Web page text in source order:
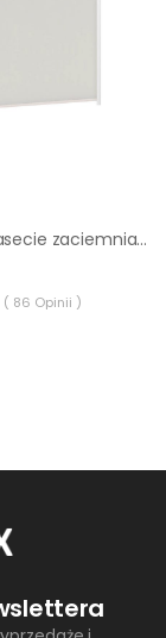
Roleta w kasecie zaciemniająca Silver lód 79.5 x 220 cm lewa
( 86 Opinii )